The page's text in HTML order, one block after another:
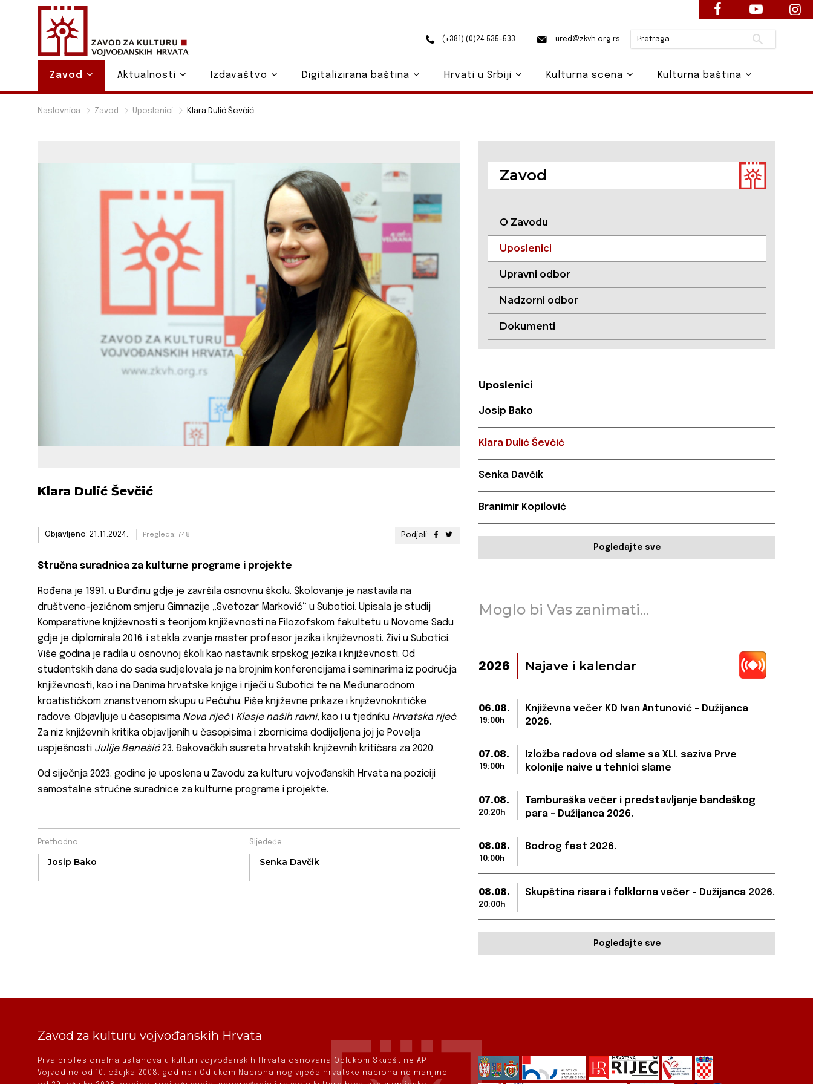
Naslovnica Zavod Uposlenici Klara Dulić Ševčić
Klara Dulić Ševčić
Podjeli:
Objavljeno: 21.11.2024. Pregleda: 748
Stručna suradnica za kulturne programe i projekte
Rođena je 1991. u Đurđinu gdje je završila osnovnu školu. Školovanje je nastavila na
društveno-jezičnom smjeru Gimnazije „Svetozar Marković“ u Subotici. Upisala je studij
Komparativne književnosti s teorijom književnosti na Filozofskom fakultetu u Novome Sadu
gdje je diplomirala 2016. i stekla zvanje master profesor jezika i književnosti. Živi u Subotici.
Više godina je radila u osnovnoj školi kao nastavnik srpskog jezika i književnosti. Od
studentskih dana do sada sudjelovala je na brojnim konferencijama i seminarima iz područja
književnosti, kao i na Danima hrvatske knjige i riječi u Subotici te na Međunarodnom
kroatističkom znanstvenom skupu u Pečuhu. Piše književne prikaze i književnokritičke
radove. Objavljuje u časopisima Nova riječi Klasje naših ravni, kao i u tjedniku Hrvatska riječ.
Za niz književnih kritika objavljenih u časopisima i zbornicima dodijeljena joj je Povelja
uspješnosti Julije Benešić23. Đakovačkih susreta hrvatskih književnih kritičara za 2020.
Od siječnja 2023. godine je uposlena u Zavodu za kulturu vojvođanskih Hrvata na poziciji
samostalne stručne suradnice za kulturne programe i projekte.
Prethodno
Josip Bako
Sljedeće
Senka Davčik
Zavod
O Zavodu
Uposlenici
Upravni odbor
Nadzorni odbor
Dokumenti
Uposlenici
Josip Bako
Klara Dulić Ševčić
Senka Davčik
Branimir Kopilović
Pogledajte sve
Moglo bi Vas zanimati...
2026 Najave i kalendar
06.08.
19:00h
Književna večer KD Ivan Antunović – Dužijanca
2026.
07.08.
19:00h
Izložba radova od slame sa XLI. saziva Prve
kolonije naive u tehnici slame
07.08.
20:20h
Tamburaška večer i predstavljanje bandaškog
para – Dužijanca 2026.
08.08.
10:00h
Bodrog fest 2026.
08.08.
20:00h
Skupština risara i folklorna večer – Dužijanca 2026.
Pogledajte sve
Zavod za kulturu vojvođanskih Hrvata
Prva profesionalna ustanova u kulturi vojvođanskih Hrvata osnovana Odlukom Skupštine AP
Vojvodine od 10. ožujka 2008. godine i Odlukom Nacionalnog vijeća hrvatske nacionalne manjine
(+381) (0)24 535-533 ured@zkvh.org.rs Pretraži
Zavod Aktualnosti Izdavaštvo Digitalizirana baština Hrvati u Srbiji Kulturna scena Kulturna baština